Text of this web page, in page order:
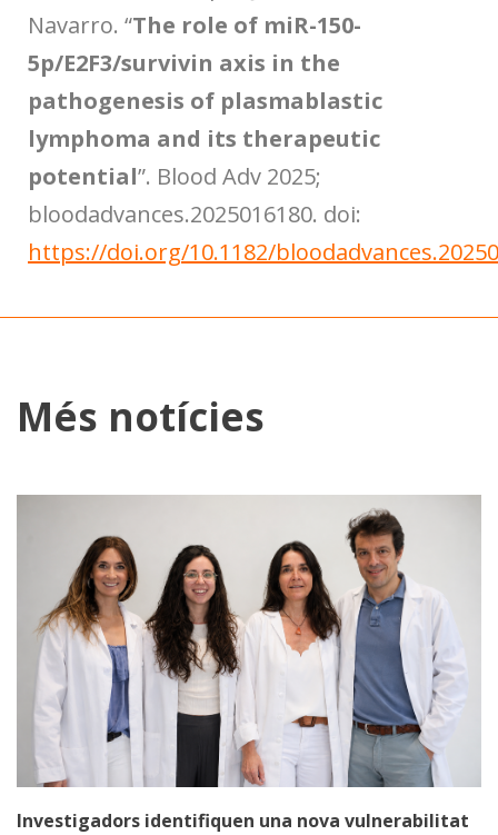
Navarro. “The role of miR-150-
5p/E2F3/survivin axis in the
pathogenesis of plasmablastic
lymphoma and its therapeutic
potential”. Blood Adv 2025;
bloodadvances.2025016180. doi:
https://doi.org/10.1182/
Més notícies
Investigadors identifiquen una nova vulnerabilitat